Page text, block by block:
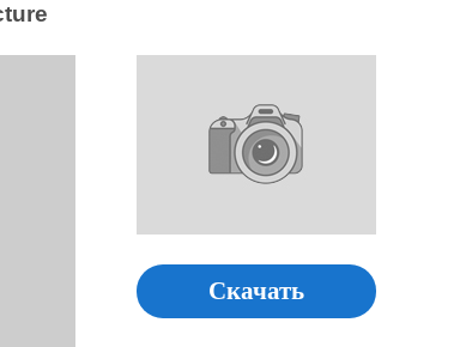
Скачать